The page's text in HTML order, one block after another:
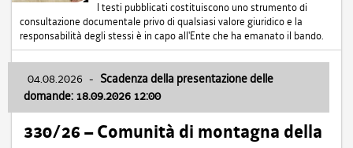
I testi pubblicati costituiscono uno strumento di
consultazione documentale privo di qualsiasi valore giuridico e la
responsabilità degli stessi è in capo all'Ente che ha emanato il bando.
04.08.2026 - Scadenza della presentazione delle
domande: 18.09.2026 12:00
330/26 – Comunità di montagna della